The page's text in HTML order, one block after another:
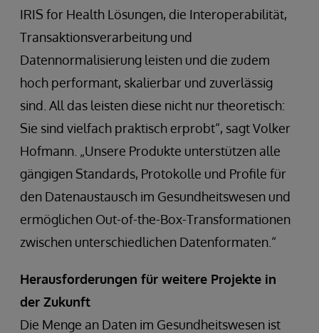
IRIS for Health Lösungen, die Interoperabilität,
Transaktionsverarbeitung und
Datennormalisierung leisten und die zudem
hoch performant, skalierbar und zuverlässig
sind. All das leisten diese nicht nur theoretisch:
Sie sind vielfach praktisch erprobt“, sagt Volker
Hofmann. „Unsere Produkte unterstützen alle
gängigen Standards, Protokolle und Profile für
den Datenaustausch im Gesundheitswesen und
ermöglichen Out-of-the-Box-Transformationen
zwischen unterschiedlichen Datenformaten.“
Herausforderungen für weitere Projekte in
der Zukunft
Die Menge an Daten im Gesundheitswesen ist